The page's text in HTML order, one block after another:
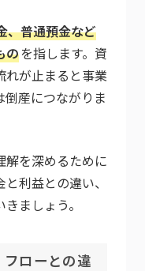
、普通預金など
のを指します。資
れが止まると事業
産につながりま
解を深めるために
利益との違い、
ましょう。
ローとの違